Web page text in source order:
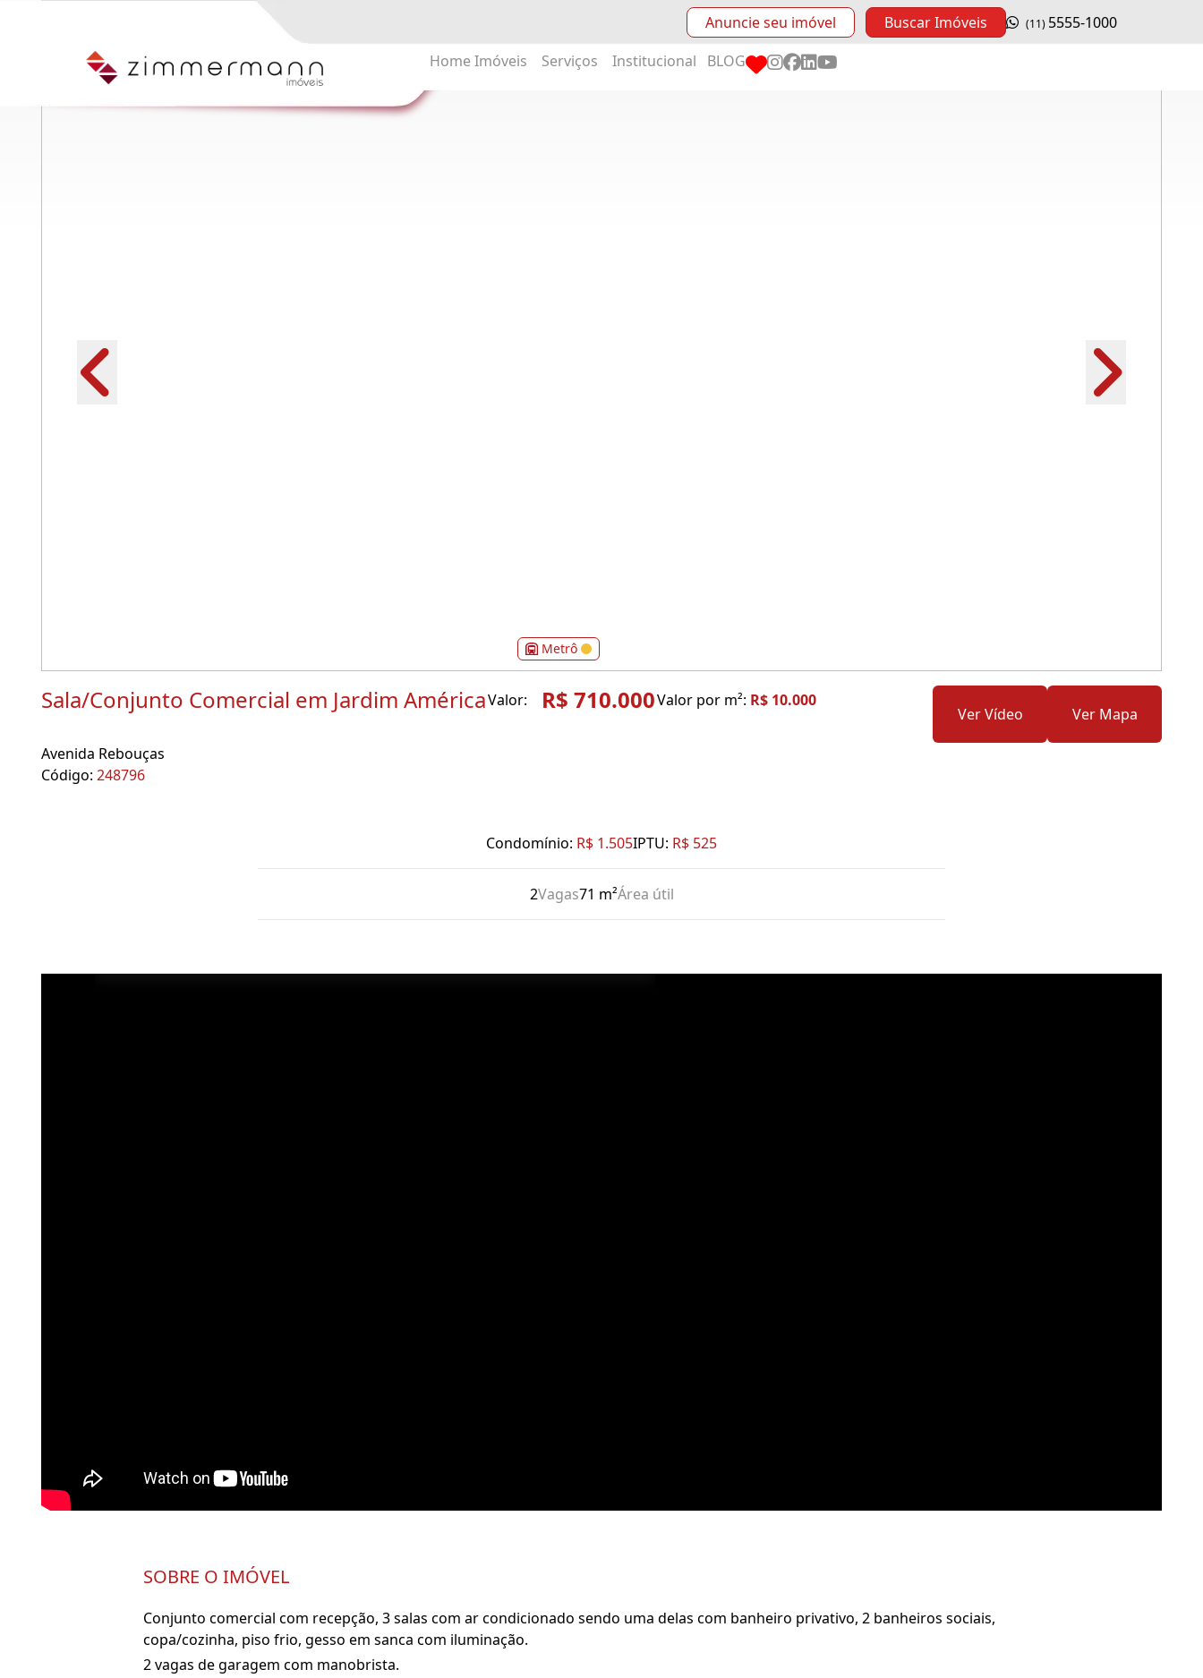
Anuncie seu imóvel Buscar Imóveis (11) 5555-1000
Home Imóveis Serviços Institucional BLOG
Metrô
Sala/Conjunto Comercial em Jardim AméricaValor: R$ 710.000Valor por m²: R$ 10.000
Avenida Rebouças
Código: 248796
Ver Vídeo Ver Mapa
Condomínio: R$ 1.505IPTU: R$ 525
2Vagas71 m²Área útil
SOBRE O IMÓVEL
Conjunto comercial com recepção, 3 salas com ar condicionado sendo uma delas com banheiro privativo, 2 banheiros sociais,
copa/cozinha, piso frio, gesso em sanca com iluminação.
2 vagas de garagem com manobrista.